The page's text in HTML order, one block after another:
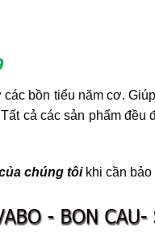
bồn tiểu năm cơ.
cả các sản phẩm
chúng tôikhi cần bảo